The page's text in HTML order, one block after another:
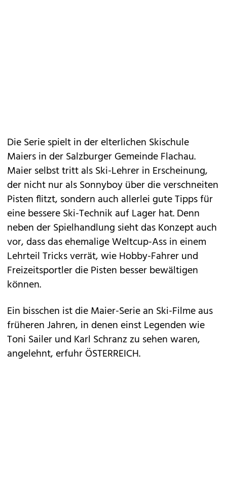
Die Serie spielt in der elterlichen Skischule
Maiers in der Salzburger Gemeinde Flachau.
Maier selbst tritt als Ski-Lehrer in Erscheinung,
der nicht nur als Sonnyboy über die verschneiten
Pisten flitzt, sondern auch allerlei gute Tipps für
eine bessere Ski-Technik auf Lager hat. Denn
neben der Spielhandlung sieht das Konzept auch
vor, dass das ehemalige Weltcup-Ass in einem
Lehrteil Tricks verrät, wie Hobby-Fahrer und
Freizeitsportler die Pisten besser bewältigen
können.
Ein bisschen ist die Maier-Serie an Ski-Filme aus
früheren Jahren, in denen einst Legenden wie
Toni Sailer und Karl Schranz zu sehen waren,
angelehnt, erfuhr ÖSTERREICH.